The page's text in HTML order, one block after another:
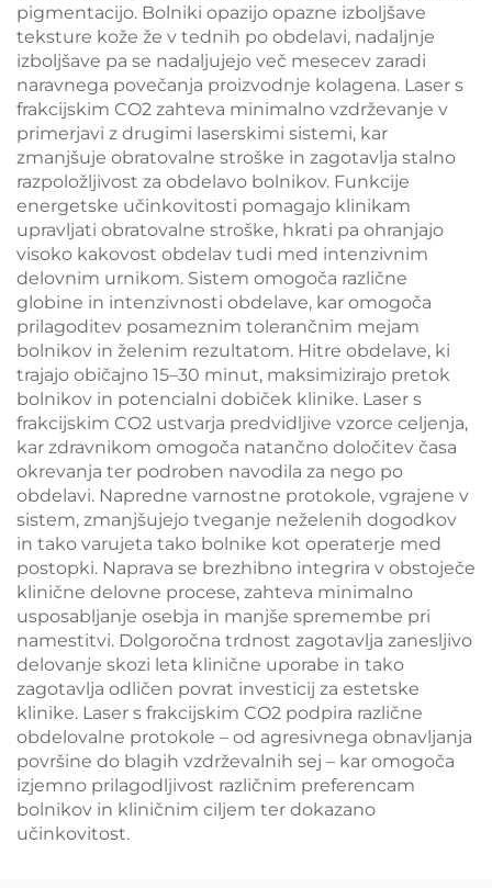
pigmentacijo. Bolniki opazijo opazne izboljšave
teksture kože že v tednih po obdelavi, nadaljnje
izboljšave pa se nadaljujejo več mesecev zaradi
naravnega povečanja proizvodnje kolagena. Laser s
frakcijskim CO2 zahteva minimalno vzdrževanje v
primerjavi z drugimi laserskimi sistemi, kar
zmanjšuje obratovalne stroške in zagotavlja stalno
razpoložljivost za obdelavo bolnikov. Funkcije
energetske učinkovitosti pomagajo klinikam
upravljati obratovalne stroške, hkrati pa ohranjajo
visoko kakovost obdelav tudi med intenzivnim
delovnim urnikom. Sistem omogoča različne
globine in intenzivnosti obdelave, kar omogoča
prilagoditev posameznim tolerančnim mejam
bolnikov in želenim rezultatom. Hitre obdelave, ki
trajajo običajno 15–30 minut, maksimizirajo pretok
bolnikov in potencialni dobiček klinike. Laser s
frakcijskim CO2 ustvarja predvidljive vzorce celjenja,
kar zdravnikom omogoča natančno določitev časa
okrevanja ter podroben navodila za nego po
obdelavi. Napredne varnostne protokole, vgrajene v
sistem, zmanjšujejo tveganje neželenih dogodkov
in tako varujeta tako bolnike kot operaterje med
postopki. Naprava se brezhibno integrira v obstoječe
klinične delovne procese, zahteva minimalno
usposabljanje osebja in manjše spremembe pri
namestitvi. Dolgoročna trdnost zagotavlja zanesljivo
delovanje skozi leta klinične uporabe in tako
zagotavlja odličen povrat investicij za estetske
klinike. Laser s frakcijskim CO2 podpira različne
obdelovalne protokole – od agresivnega obnavljanja
površine do blagih vzdrževalnih sej – kar omogoča
izjemno prilagodljivost različnim preferencam
bolnikov in kliničnim ciljem ter dokazano
učinkovitost.